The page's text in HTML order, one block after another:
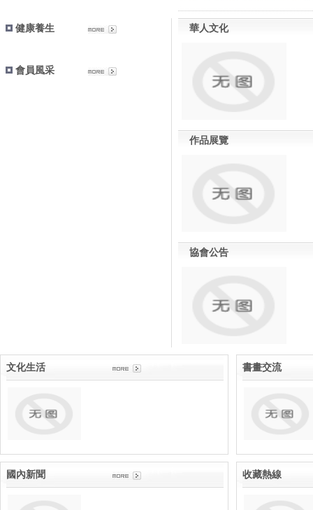
健康養生
會員風采
華人文化
作品展覽
協會公告
文化生活
國內新聞
書畫
收藏